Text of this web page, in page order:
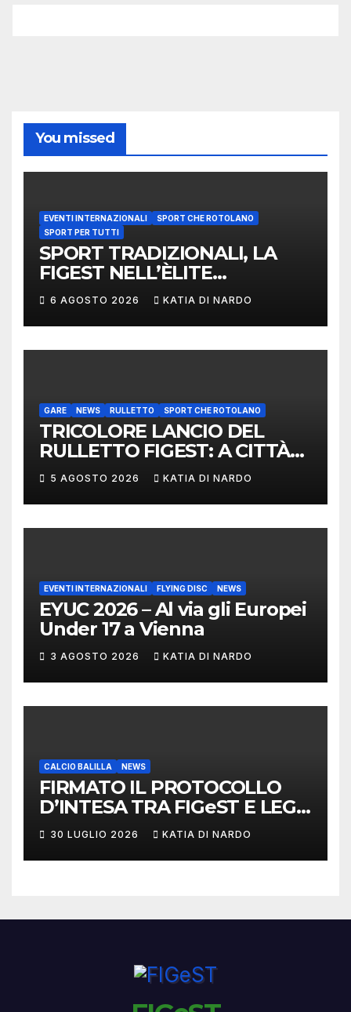
You missed
EVENTI INTERNAZIONALI
SPORT CHE ROTOLANO
SPORT PER TUTTI
SPORT TRADIZIONALI, LA
FIGEST NELL’ÈLITE
MONDIALE: LA
DELEGAZIONE ITALIANA
PROTAGONISTA AL
CONVEGNO TAFISA A
6 AGOSTO 2026 KATIA DI NARDO
GARE NEWS RULLETTO SPORT CHE ROTOLANO
TRICOLORE LANCIO DEL
RULLETTO FIGEST: A CITTÀ
DI CASTELLO VINCONO
MARCHIGIANI ED UMBRI
5 AGOSTO 2026 KATIA DI NARDO
EVENTI INTERNAZIONALI FLYING DISC NEWS
EYUC 2026 – Al via gli Europei
Under 17 a Vienna
3 AGOSTO 2026 KATIA DI NARDO
CALCIO BALILLA NEWS
FIRMATO IL PROTOCOLLO
D’INTESA TRA FIGeST E LEGA
NAZIONALE DILETTANTI
30 LUGLIO 2026 KATIA DI NARDO